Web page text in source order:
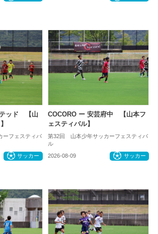
ッド 【山
フェスティバ
サッカー
COCORO ー 安芸府中 【山本フ
ェスティバル】
第32回 山本少年サッカーフェスティバ
ル
2026-08-09 サッカー